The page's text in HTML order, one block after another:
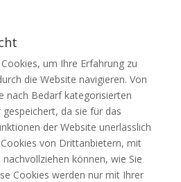
um Ihre Erfahrung zu
die Website navigieren. Von
nach Bedarf kategorisierten
da sie für das
der Website unerlässlich
von Drittanbietern, mit
können, wie Sie
Cookies werden nur mit Ihrer